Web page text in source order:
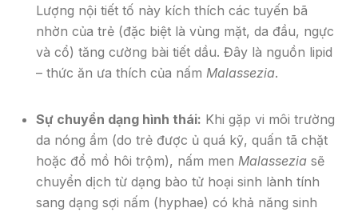
Lượng nội tiết tố này kích thích các tuyến bã
nhờn của trẻ (đặc biệt là vùng mặt, da đầu, ngực
và cổ) tăng cường bài tiết dầu. Đây là nguồn lipid
– thức ăn ưa thích của nấm Malassezia.
Sự chuyển dạng hình thái: Khi gặp vi môi trường
da nóng ẩm (do trẻ được ủ quá kỹ, quấn tã chặt
hoặc đổ mồ hôi trộm), nấm men Malassezia sẽ
chuyển dịch từ dạng bào tử hoại sinh lành tính
sang dạng sợi nấm (hyphae) có khả năng sinh